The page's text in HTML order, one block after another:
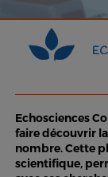
Echosciences
faire découvrir
nombre. Cette
scientifique,